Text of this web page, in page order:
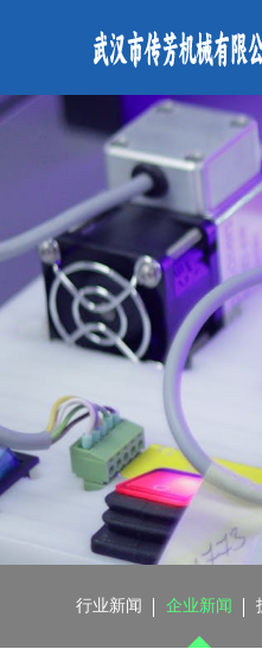
行业新闻 企业新闻